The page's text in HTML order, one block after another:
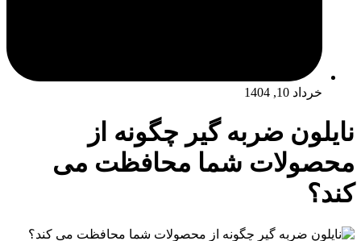
خرداد 10, 1404
نایلون ضربه گیر چگونه از
محصولات شما محافظت می‌
کند؟